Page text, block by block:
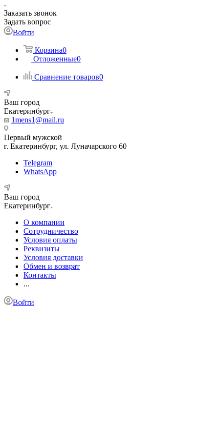
Заказать звонок
Задать вопрос
Войти
Корзина0
Отложенные0
Сравнение товаров0
Ваш город
Екатеринбург
1mens1@mail.ru
Первый мужской
г. Екатеринбург, ул. Луначарского 60
Telegram
WhatsApp
Ваш город
Екатеринбург
О компании
Сотрудничество
Условия оплаты
Реквизиты
Условия доставки
Обмен и возврат
Контакты
...
Войти